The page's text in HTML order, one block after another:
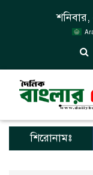
শিরোনামঃ